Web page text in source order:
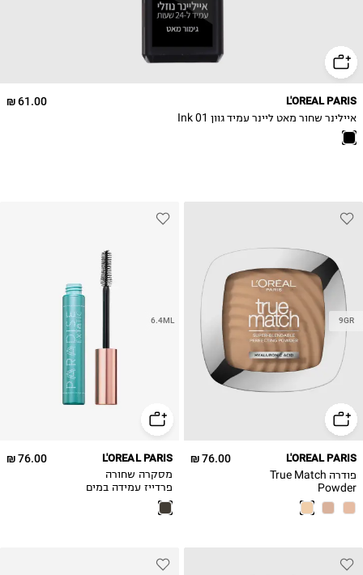
61.00 ₪ L'OREAL PARIS
איילינר שחור מאט ליינר עמיד גוון 01 Ink
9GR
76.00 ₪ L'OREAL PARIS
פודרה True Match
Powder
6.4ML
76.00 ₪ L'OREAL PARIS
מסקרה שחורה
פרדייז עמידה במים